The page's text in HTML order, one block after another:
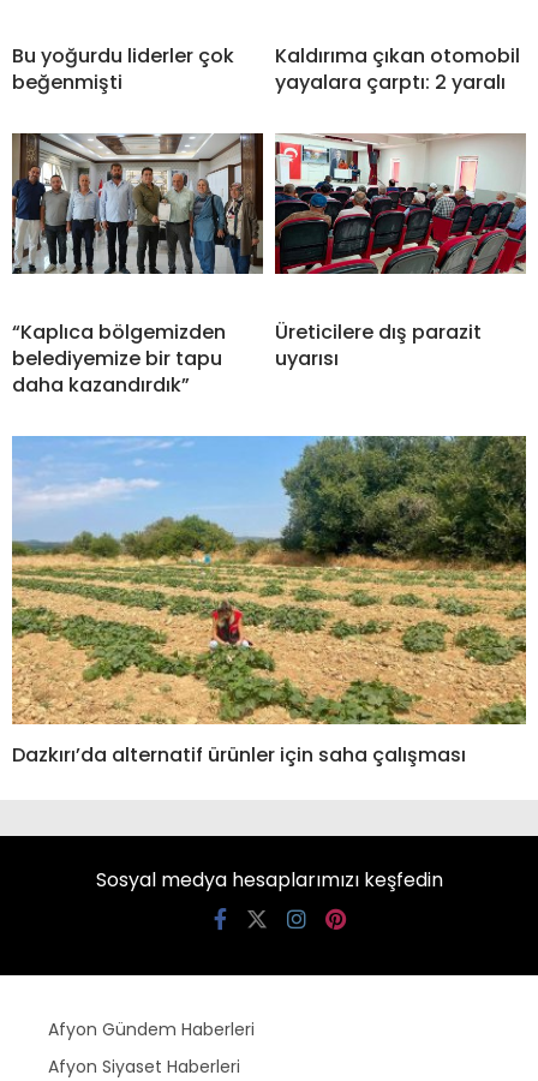
Bu yoğurdu liderler çok
beğenmişti
Kaldırıma çıkan otomobil
yayalara çarptı: 2 yaralı
“Kaplıca bölgemizden
belediyemize bir tapu
daha kazandırdık”
Üreticilere dış parazit
uyarısı
Dazkırı’da alternatif ürünler için saha çalışması
Sosyal medya hesaplarımızı keşfedin
Afyon Gündem Haberleri
Afyon Siyaset Haberleri